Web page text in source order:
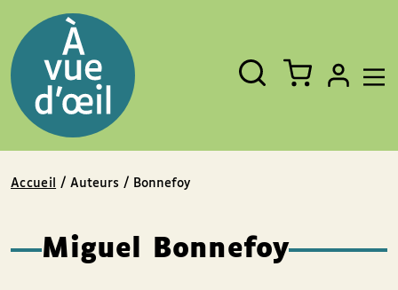
Fermer
Rechercher
un
livre,
un
auteur,
un
EAN
Accueil / Auteurs / Bonnefoy
Miguel Bonnefoy